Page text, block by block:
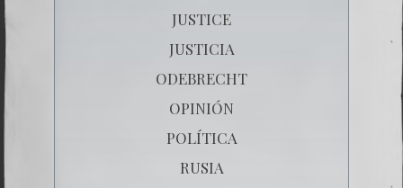
JUSTICE
JUSTICIA
ODEBRECHT
OPINIÓN
POLÍTICA
RUSIA